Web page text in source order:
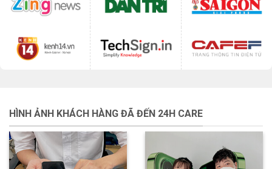
HÌNH ẢNH KHÁCH HÀNG ĐÃ ĐẾN 24H CARE